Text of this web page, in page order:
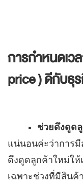
การกำหนดเว
price ) ดีกับธุ
ช่วยดึงดูด
แน่นอนค่ะว่าการ
ดึงดูดลูกค้าใหม่ให้
เฉพาะช่วงที่มีสินค้